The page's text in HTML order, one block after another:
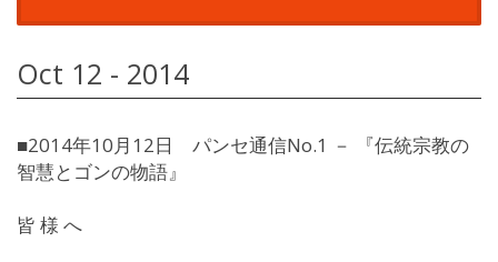
Oct 12 - 2014
■2014年10月12日 パンセ通信No.1 － 『伝統宗教の
智慧とゴンの物語』
皆 様 へ